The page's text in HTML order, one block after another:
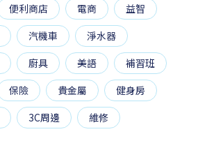
便利商店 電商
益智
汽機車
淨水器
廚具 美語
補習班
保險 貴金屬
健身房
3C周邊 維修